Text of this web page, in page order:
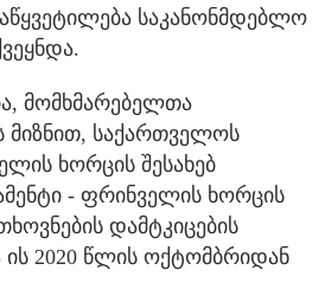
საკანონმდებლო
მომხმარებელთა
მიზნით, საქართველოს
ხორცის შესახებ
- ფრინველის ხორცის
დამტკიცების
ის 2020 წლის ოქტომბრიდან